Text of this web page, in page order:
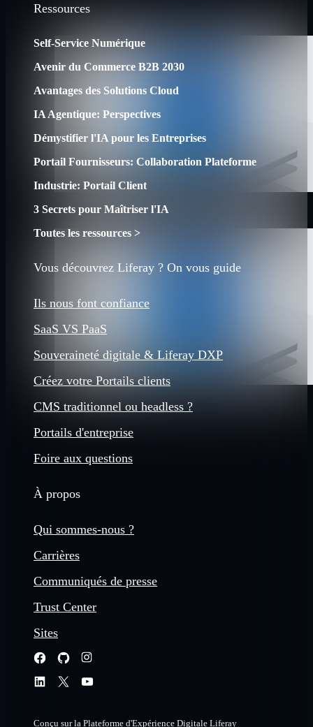
Ressources
Self-Service Numérique
Avenir du Commerce B2B 2030
Avantages des Solutions Cloud
IA Agentique: Perspectives
Démystifier l'IA pour les Entreprises
Portail Fournisseurs: Collaboration Plateforme
Industrie: Portail Client
3 Secrets pour Maîtriser l'IA
Toutes les ressources >
Vous découvrez Liferay ? On vous guide
Ils nous font confiance
SaaS VS PaaS
Souveraineté digitale & Liferay DXP
Créez votre Portails clients
CMS traditionnel ou headless ?
Portails d'entreprise
Foire aux questions
À propos
Qui sommes-nous ?
Carrières
Communiqués de presse
Trust Center
Sites
Conçu sur la Plateforme d'Expérience Digitale Liferay